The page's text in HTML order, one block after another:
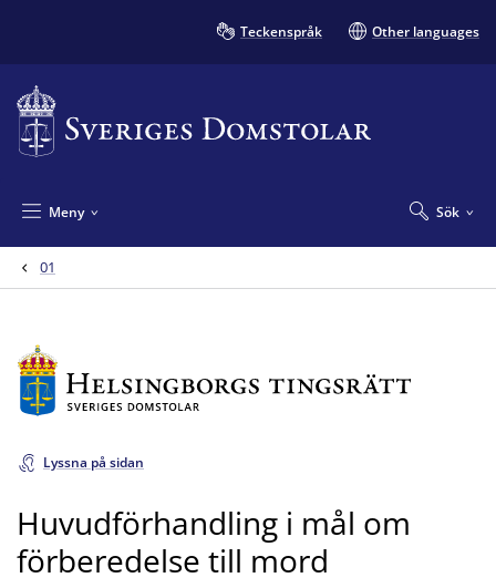
Teckenspråk Other languages
Sök
Meny
01
Lyssna på sidan
Huvudförhandling i mål om
förberedelse till mord